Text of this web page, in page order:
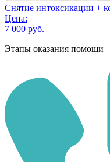
Снятие интоксикации +
Цена:
7 000 руб.
Этапы оказания помощи